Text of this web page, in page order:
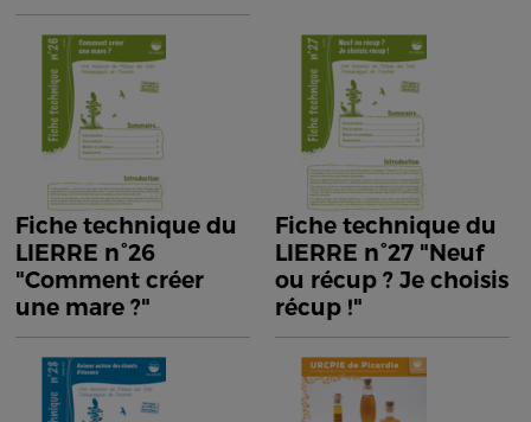
Fiche technique du
LIERRE n°26
"Comment créer
une mare ?"
Fiche technique du
LIERRE n°27 "Neuf
ou récup ? Je choisis
récup !"